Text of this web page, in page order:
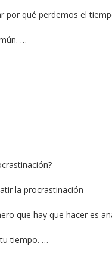
por qué perdemos el
…
la procrastinación
que hay que hacer es
tiempo. …